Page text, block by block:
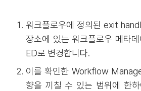
워크플로우에 정의된 exit
장소에 있는 워크플로우 메타
ED로 변경합니다.
이를 확인한 Workflow
향을 끼칠 수 있는 범위에 한